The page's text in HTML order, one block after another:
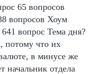
65 вопросов
вопросов Хоум
вопрос Тема дня?
потому что их
в минусе же
начальник отдела